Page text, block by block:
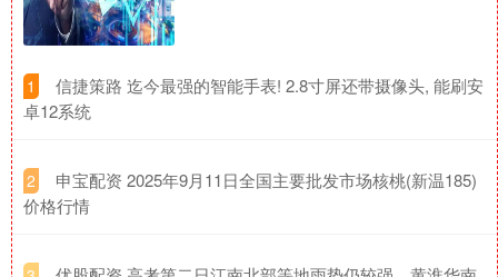
1
​信捷策路 迄今最强的智能手表! 2.8寸屏还带摄像头, 能刷安
卓12系统
2
​申宝配资 2025年9月11日全国主要批发市场核桃(新温185)
价格行情